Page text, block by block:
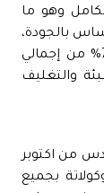
وهو ما
بالجودة،
لافتا إلى أن نسبة المكون المحلي تصل إلى 70% من إجمالي
مواد التعبئة والتغليف
من اكتوبر
بجميع